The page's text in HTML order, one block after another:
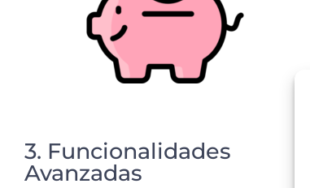
3. Funcionalidades
Avanzadas